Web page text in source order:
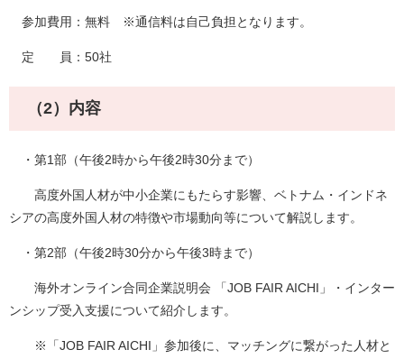
参加費用：無料 ※通信料は自己負担となります。
定 員：50社
（2）内容​
・第1部（午後2時から午後2時30分まで）
高度外国人材が中小企業にもたらす影響、ベトナム・インドネ
シアの高度外国人材の特徴や市場動向等について解説します。
・第2部（午後2時30分から午後3時まで）
海外オンライン合同企業説明会 「JOB FAIR AICHI」・インター
ンシップ受入支援について紹介します。
※「JOB FAIR AICHI」参加後に、マッチングに繋がった人材と